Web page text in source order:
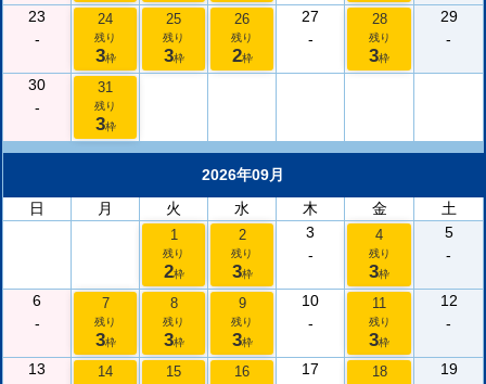
23
-
24
残り
3枠
25
残り
3枠
26
残り
2枠
27
-
28
残り
3枠
29
-
30
-
31
残り
3枠
2026年09月
日
月 火 水 木 金 土
1
残り
2枠
2
残り
3枠
3
-
4
残り
3枠
5
-
6
-
7
残り
3枠
8
残り
3枠
9
残り
3枠
10
-
11
残り
3枠
12
-
13
14 15 16
17
18
19